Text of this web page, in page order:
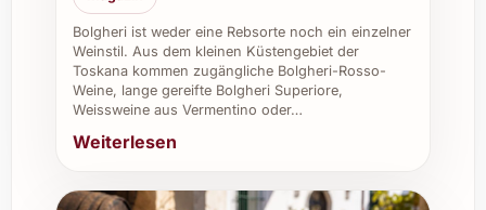
Geschenk geeignet?
Absolut. Seine Exklusivität macht ihn zum
perfekten Geschenk für anspruchsvolle
festlichen Veranstaltungen.
Bolgheri ist weder eine Rebsorte noch ein einzelner
Weinstil. Aus dem kleinen Küstengebiet der
Toskana kommen zugängliche Bolgheri-Rosso-
Weine, lange gereifte Bolgheri Superiore,
Weissweine aus Vermentino oder…
Weiterlesen